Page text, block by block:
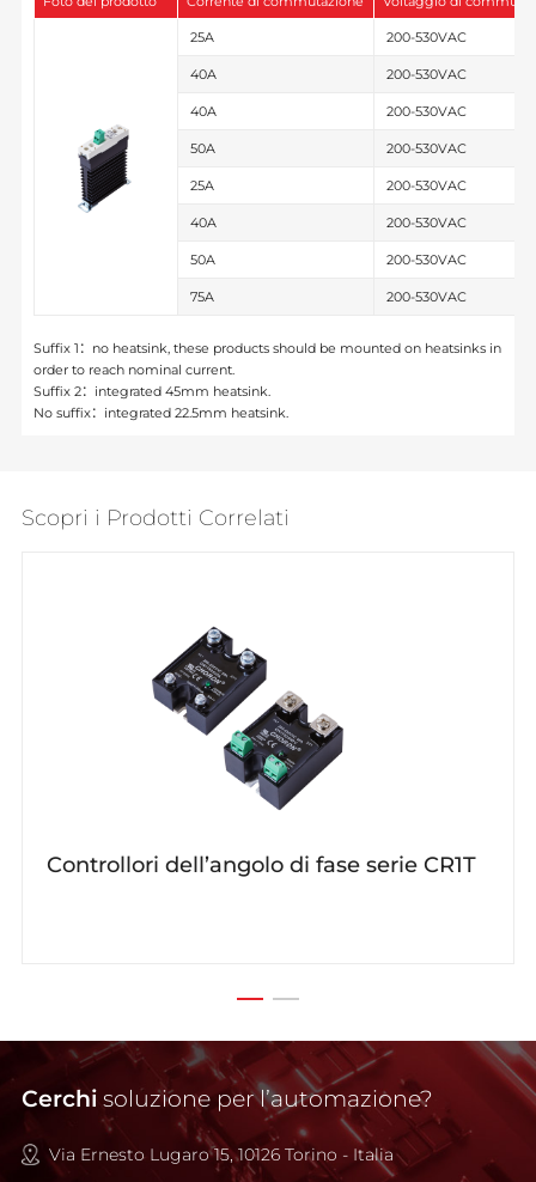
25A 200-530VAC
40A 200-530VAC
40A 200-530VAC
50A 200-530VAC
25A 200-530VAC
40A 200-530VAC
50A 200-530VAC
75A 200-530VAC
Suffix 1：no heatsink, these products should be mounted on heatsinks in
order to reach nominal current.
Suffix 2：integrated 45mm heatsink.
No suffix：integrated 22.5mm heatsink.
Scopri i Prodotti Correlati
Controllori dell’angolo di fase serie CR1T
Cerchisoluzione per l’automazione?
Via Ernesto Lugaro 15, 10126 Torino - Italia